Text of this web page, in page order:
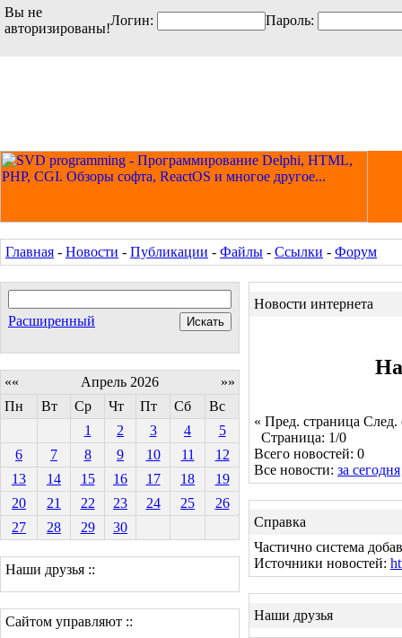
Вы не
авторизированы!
Логин: Пароль:
Главная - Новости - Публикации - Файлы - Ссылки - Форум
Расширенный
«« Апрель 2026
»»
Пн
Вт Ср Чт Пт Сб
Вс
1
2 3 4
5
6
7 8 9 10 11
12
13
14 15 16 17 18
19
20
21 22 23 24 25
26
27
28 29 30
Наши друзья ::
Сайтом управляют ::
Новости интернета
На
« Пред. страница След.
Страница: 1/0
Всего новостей: 0
Все новости: за сегодня
Справка
Частично система
Источники новостей:
Наши друзья